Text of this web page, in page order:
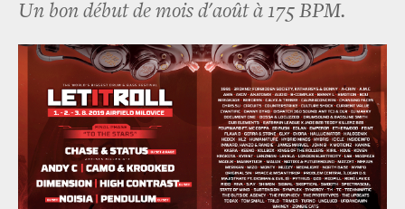
Un bon début de mois d'août à 175 BPM.